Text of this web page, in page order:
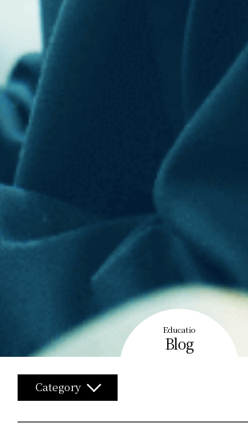
Educatio
Blog
Category